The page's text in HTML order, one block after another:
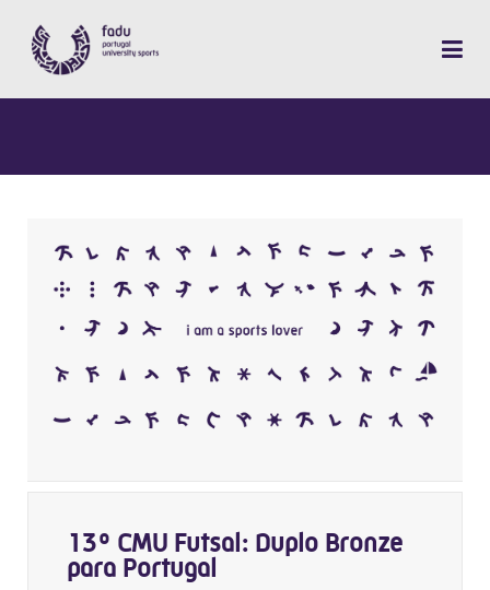
13º CMU Futsal: Duplo Bronze
para Portugal